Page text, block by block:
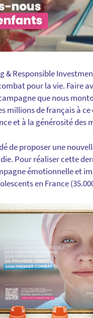
& Responsible
pour la vie. Faire
que nous
millions de français à
et à la générosité des
de proposer une
Pour réaliser cette
émotionnelle et
en France